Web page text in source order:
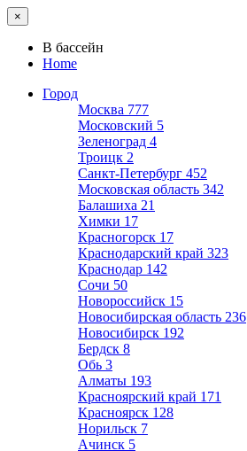
×
В бассейн
Home
Город
Москва 777
Московский 5
Зеленоград 4
Троицк 2
Санкт-Петербург 452
Московская область 342
Балашиха 21
Химки 17
Красногорск 17
Краснодарский край 323
Краснодар 142
Сочи 50
Новороссийск 15
Новосибирская область 236
Новосибирск 192
Бердск 8
Обь 3
Алматы 193
Красноярский край 171
Красноярск 128
Норильск 7
Ачинск 5